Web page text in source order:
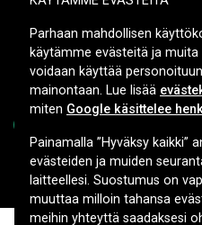
Copyright ©
Parhaan mahdollisen
käytämme evästeitä ja
voidaan käyttää
mainontaan. Lue lisää
miten Google käsittelee
Painamalla ”Hyväksy kaikki”
evästeiden ja muiden
laitteellesi. Suostumus on
muuttaa milloin tahansa
meihin yhteyttä saadaksesi